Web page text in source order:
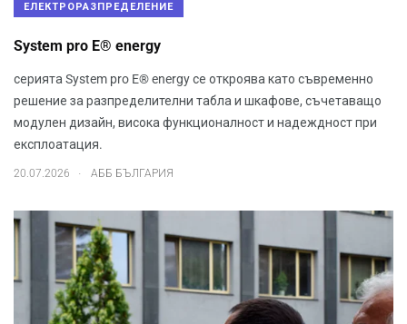
ЕЛЕКТРОРАЗПРЕДЕЛЕНИЕ
System pro E® energy
серията System pro E® energy се откроява като съвременно
решение за разпределителни табла и шкафове, съчетаващо
модулен дизайн, висока функционалност и надеждност при
експлоатация.
20.07.2026 . АББ БЪЛГАРИЯ